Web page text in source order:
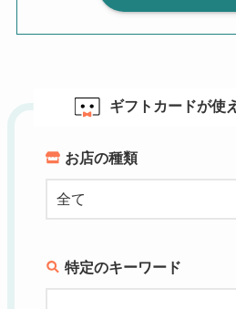
ギフトカードが使
お店の種類
特定のキーワード